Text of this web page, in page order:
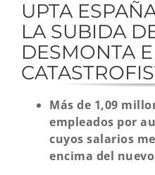
UPTA
LA SUBIDA
DESMONTA
Más de 1,09
empleados por
cuyos salarios
encima del nuevo